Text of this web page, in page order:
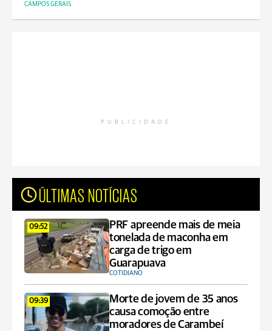
CAMPOS GERAIS
PUBLICIDADE
ÚLTIMAS NOTÍCIAS
09:52
PRF apreende mais de meia
tonelada de maconha em
carga de trigo em
Guarapuava
COTIDIANO
09:39
Morte de jovem de 35 anos
causa comoção entre
moradores de Carambeí